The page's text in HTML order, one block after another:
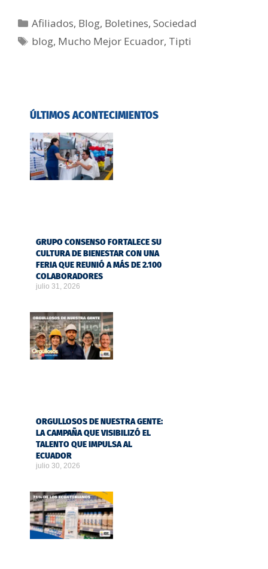
Afiliados, Blog, Boletines,Sociedad
blog, Mucho Mejor Ecuador, Tipti
ÚLTIMOS ACONTECIMIENTOS
GRUPO CONSENSO FORTALECE SU
CULTURA DE BIENESTAR CON UNA
FERIA QUE REUNIÓ A MÁS DE 2.100
COLABORADORES
julio 31, 2026
ORGULLOSOS DE NUESTRA GENTE:
LA CAMPAÑA QUE VISIBILIZÓ EL
TALENTO QUE IMPULSA AL
ECUADOR
julio 30, 2026